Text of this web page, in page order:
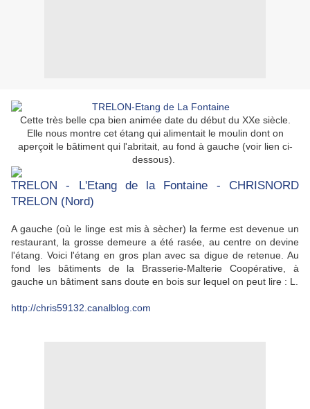
Cette très belle cpa bien animée date du début du XXe siècle.
Elle nous montre cet étang qui alimentait le moulin dont on
aperçoit le bâtiment qui l'abritait, au fond à gauche (voir lien ci-
dessous).
TRELON - L'Etang de la Fontaine - CHRISNORD
TRELON (Nord)
A gauche (où le linge est mis à sècher) la ferme est devenue un
restaurant, la grosse demeure a été rasée, au centre on devine
l'étang. Voici l'étang en gros plan avec sa digue de retenue. Au
fond les bâtiments de la Brasserie-Malterie Coopérative, à
gauche un bâtiment sans doute en bois sur lequel on peut lire : L.
http://chris59132.canalblog.com